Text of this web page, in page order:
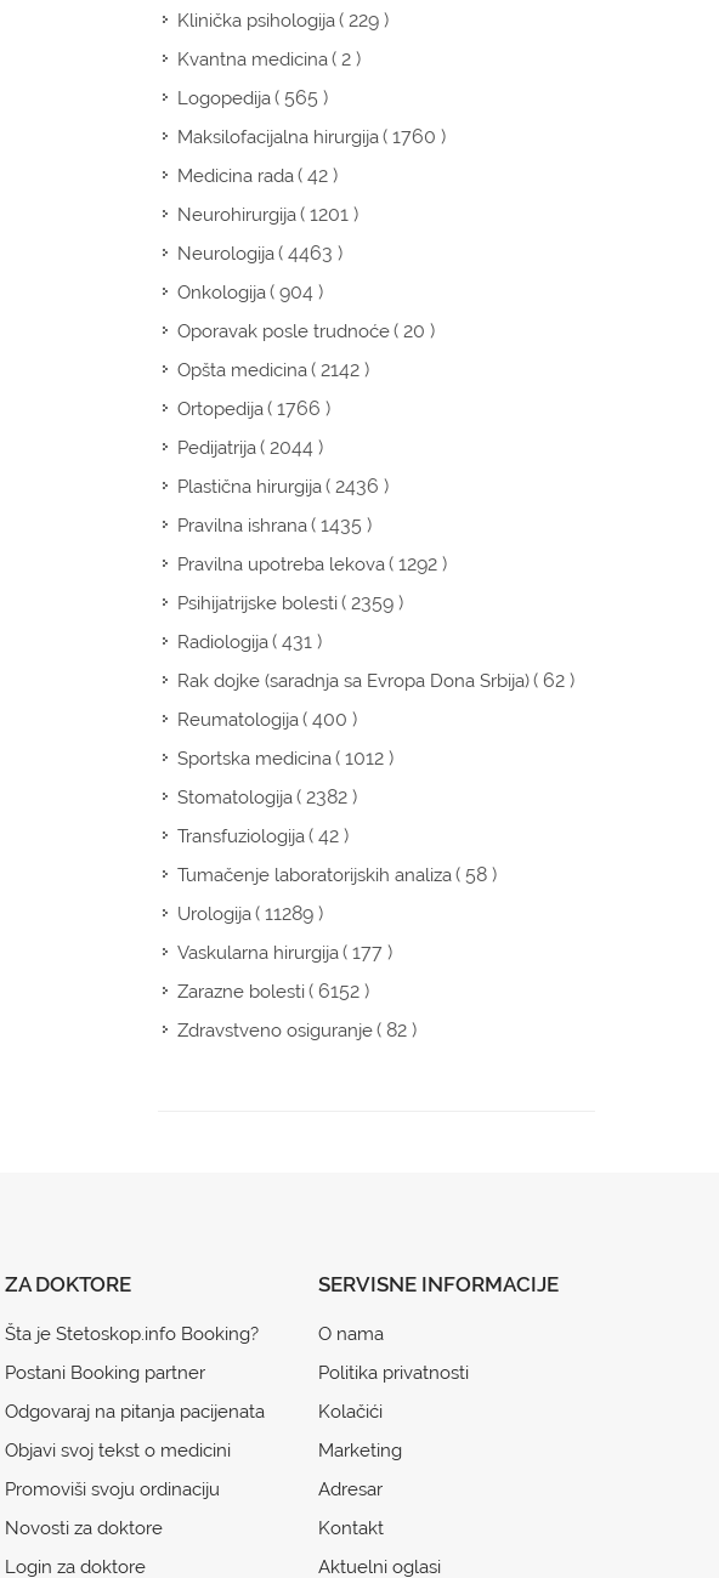
Klinička psihologija( 229 )
Kvantna medicina( 2 )
Logopedija( 565 )
Maksilofacijalna hirurgija( 1760 )
Medicina rada( 42 )
Neurohirurgija( 1201 )
Neurologija( 4463 )
Onkologija( 904 )
Oporavak posle trudnoće( 20 )
Opšta medicina( 2142 )
Ortopedija( 1766 )
Pedijatrija( 2044 )
Plastična hirurgija( 2436 )
Pravilna ishrana( 1435 )
Pravilna upotreba lekova( 1292 )
Psihijatrijske bolesti( 2359 )
Radiologija( 431 )
Rak dojke (saradnja sa Evropa Dona Srbija)( 62 )
Reumatologija( 400 )
Sportska medicina( 1012 )
Stomatologija( 2382 )
Transfuziologija( 42 )
Tumačenje laboratorijskih analiza( 58 )
Urologija( 11289 )
Vaskularna hirurgija( 177 )
Zarazne bolesti( 6152 )
Zdravstveno osiguranje( 82 )
ZA DOKTORE
Šta je Stetoskop.info Booking?
Postani Booking partner
Odgovaraj na pitanja pacijenata
Objavi svoj tekst o medicini
Promoviši svoju ordinaciju
Novosti za doktore
Login za doktore
SERVISNE INFORMACIJE
O nama
Politika privatnosti
Kolačići
Marketing
Adresar
Kontakt
Aktuelni oglasi